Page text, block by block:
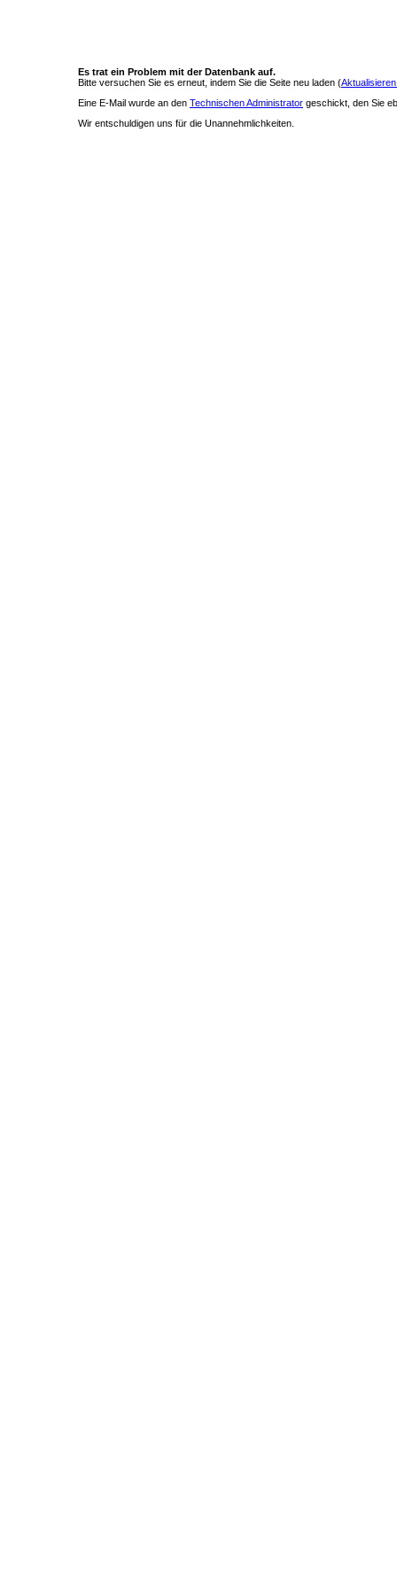
Es trat ein Problem mit der Datenbank auf.
Bitte versuchen Sie es erneut, indem Sie die Seite neu laden (
Eine E-Mail wurde an den Technischen Administrator geschickt, den Sie
Wir entschuldigen uns für die Unannehmlichkeiten.